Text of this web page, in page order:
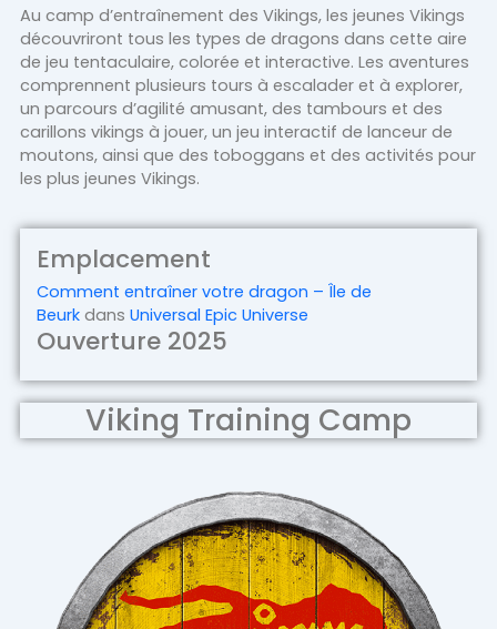
Au camp d’entraînement des Vikings, les jeunes Vikings
découvriront tous les types de dragons dans cette aire
de jeu tentaculaire, colorée et interactive. Les aventures
comprennent plusieurs tours à escalader et à explorer,
un parcours d’agilité amusant, des tambours et des
carillons vikings à jouer, un jeu interactif de lanceur de
moutons, ainsi que des toboggans et des activités pour
les plus jeunes Vikings.
Emplacement
Comment entraîner votre dragon – Île de
Beurkdans Universal Epic Universe
Ouverture 2025
Viking Training Camp